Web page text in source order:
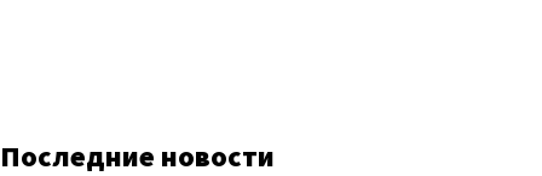
Последние новости